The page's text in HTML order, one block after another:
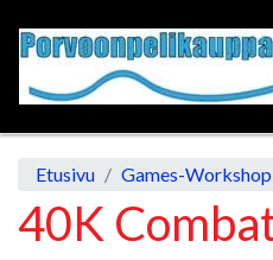
Etusivu Games-Workshop
40K